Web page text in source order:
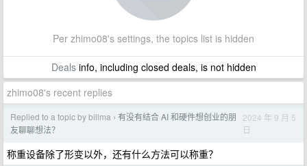
Per zhimo08's settings, the topics list is hidden
Dealsinfo, including closed deals, is not hidden
zhimo08's recent replies
Replied to a topic by billma › 有没有结合 AI 和硬件想创业的朋
友聊聊想法？
2024 年 9 月 5
日
称重设备除了形变以外，还有什么方法可以称重？